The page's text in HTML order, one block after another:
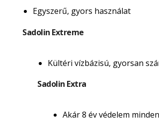
Egyszerű, gyors használat
Sadolin Extreme
Kültéri vízbázisú, gyorsan
Sadolin Extra
Akár 8 év védelem